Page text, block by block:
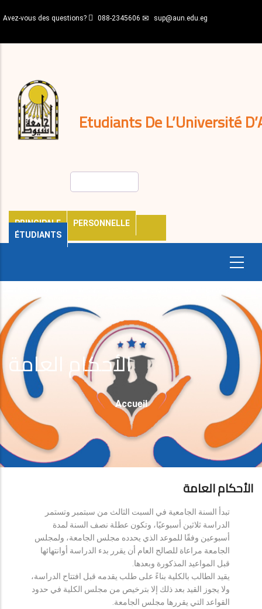
au
principal
Avez-vous des questions? 088-2345606 sup@aun.edu.eg
Etudiants De L’Université
PRINCIPALE
PERSONNELLE
ÉTUDIANTS
décisions
Expatriés
Journal
الأحكام العامة
Fil
D'Ariane
Accueil
الأحكام العامة
تبدأ السنة الجامعية في السبت الثالث من سبتمبر وتستمر
الدراسة ثلاثين أسبوعيًا، وتكون عطلة نصف السنة لمدة
أسبوعين وفقًا للموعد الذي يحدده مجلس الجامعة، ولمجلس
الجامعة مراعاة للصالح العام أن يقرر بدء الدراسة أوانتهائها
قبل المواعيد المذكورة وبعدها.
يقيد الطالب بالكلية بناءً على طلب يقدمه قبل افتتاح الدراسة،
ولا يجوز القيد بعد ذلك إلا بترخيص من مجلس الكلية في حدود
القواعد التي يقررها مجلس الجامعة.